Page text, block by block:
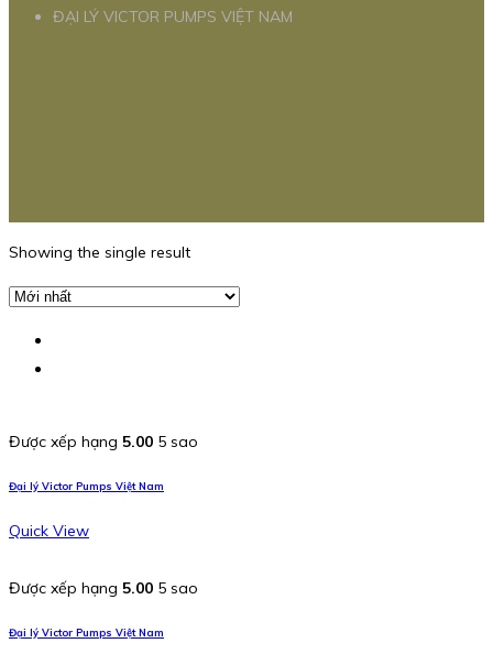
ĐẠI LÝ VICTOR PUMPS VIỆT NAM
Showing the single result
Được xếp hạng 5.00 5 sao
Đại lý Victor Pumps Việt Nam
Quick View
Được xếp hạng 5.00 5 sao
Đại lý Victor Pumps Việt Nam